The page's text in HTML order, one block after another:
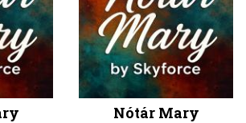
Nótár Mary